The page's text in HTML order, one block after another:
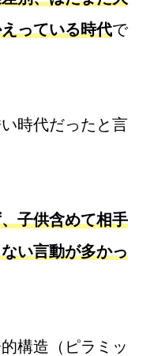
っている時代で
時代だったと言
子供含めて相手
い言動が多かっ
構造（ピラミッ